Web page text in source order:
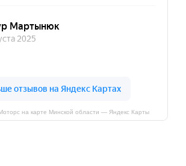
на карте Минской области — Яндекс Карты